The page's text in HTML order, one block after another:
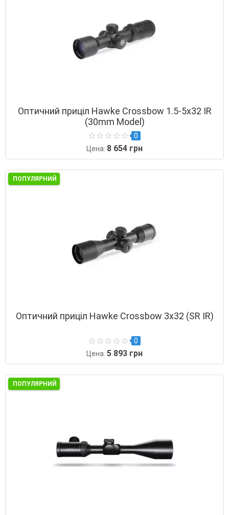
Оптичний приціл Hawke Crossbow 1.5-5х32 IR
(30mm Model)
0
Цена: 8 654 грн
ПОПУЛЯРНИЙ
Оптичний приціл Hawke Crossbow 3х32 (SR IR)
0
Цена: 5 893 грн
ПОПУЛЯРНИЙ